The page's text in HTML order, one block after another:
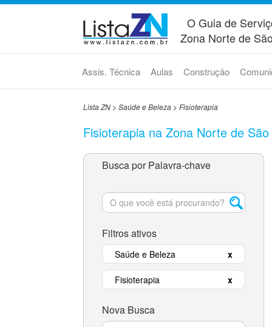
O Guia de
Zona Norte de
Assis. Técnica Aulas Construção
Lista ZN> Saúde e Beleza> Fisioterapia
Fisioterapia na Zona Norte de São
Busca por Palavra-chave
Filtros ativos
Saúde e Beleza x
Fisioterapia x
Nova Busca